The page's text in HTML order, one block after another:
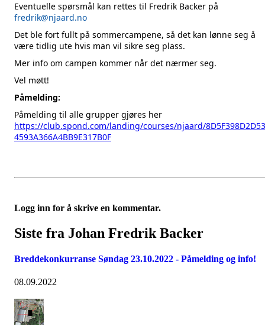
Eventuelle spørsmål kan rettes til Fredrik Backer på
fredrik@njaard.no
Det ble fort fullt på sommercampene, så det kan lønne seg å
være tidlig ute hvis man vil sikre seg plass.
Mer info om campen kommer når det nærmer seg.
Vel møtt!
Påmelding:
Påmelding til alle grupper gjøres her
https://club.spond.com/landing/courses/njaard/8D5F398D2D53
4593A366A4BB9E317B0F
Logg inn for å skrive en kommentar.
Siste fra Johan Fredrik Backer
Breddekonkurranse Søndag 23.10.2022 - Påmelding og info!
08.09.2022